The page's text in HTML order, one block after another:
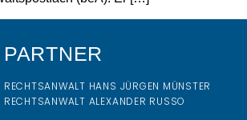
PARTNER
RECHTSANWALT HANS JÜRGEN MÜNSTER
RECHTSANWALT ALEXANDER RUSSO